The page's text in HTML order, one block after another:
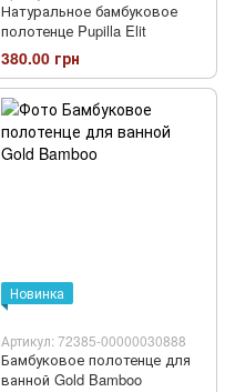
Натуральное бамбуковое
полотенце Pupilla Elit
380.00 грн
Новинка
Артикул: 72385-00000030888
Бамбуковое полотенце для
ванной Gold Bamboo